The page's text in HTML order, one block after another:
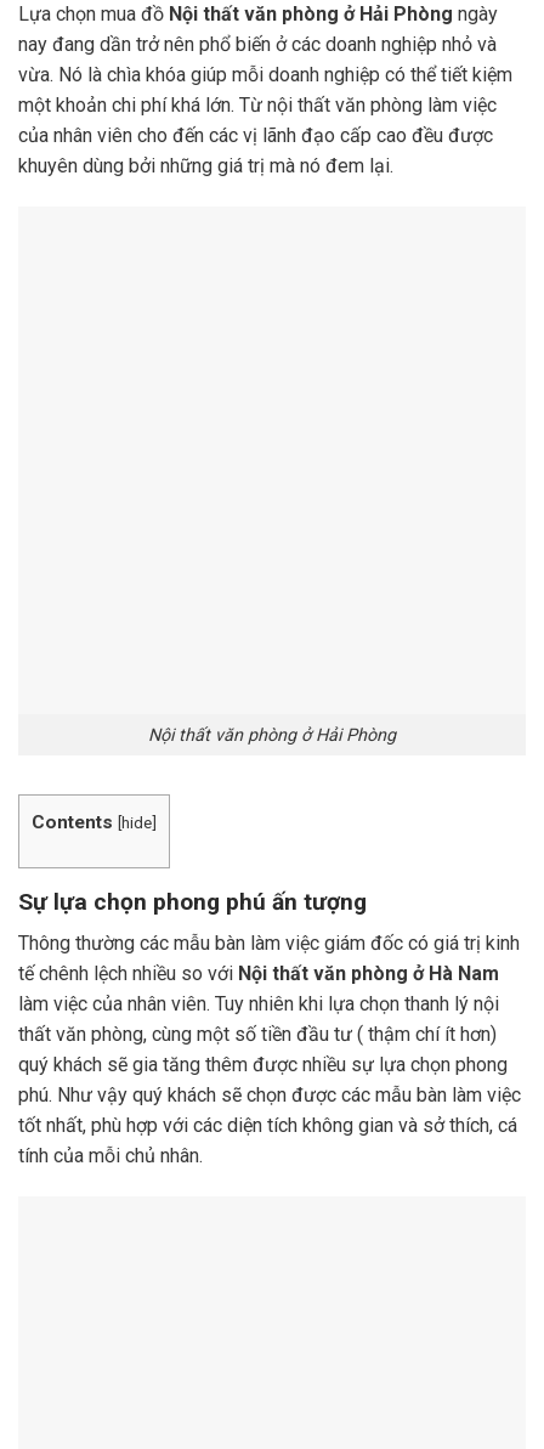
Lựa chọn mua đồ Nội thất văn phòng ở Hải Phòng ngày
nay đang dần trở nên phổ biến ở các doanh nghiệp nhỏ và
vừa. Nó là chìa khóa giúp mỗi doanh nghiệp có thể tiết kiệm
một khoản chi phí khá lớn. Từ nội thất văn phòng làm việc
của nhân viên cho đến các vị lãnh đạo cấp cao đều được
khuyên dùng bởi những giá trị mà nó đem lại.
Nội thất văn phòng ở Hải Phòng
Contents [hide]
Sự lựa chọn phong phú ấn tượng
Thông thường các mẫu bàn làm việc giám đốc có giá trị kinh
tế chênh lệch nhiều so với Nội thất văn phòng ở Hà Nam
làm việc của nhân viên. Tuy nhiên khi lựa chọn thanh lý nội
thất văn phòng, cùng một số tiền đầu tư ( thậm chí ít hơn)
quý khách sẽ gia tăng thêm được nhiều sự lựa chọn phong
phú. Như vậy quý khách sẽ chọn được các mẫu bàn làm việc
tốt nhất, phù hợp với các diện tích không gian và sở thích, cá
tính của mỗi chủ nhân.